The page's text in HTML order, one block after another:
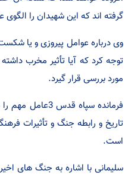
گرفته اند که این شهیدان را الگوی
وی درباره عوامل پیروزی و یا
توجه کرد که آیا تأثیر مخرب
مورد بررسی قرار گیرد.
فرمانده سپاه
تاریخ و رابطه جنگ و تأثیرات
است.
سلیمانی با اشاره به جنگ های